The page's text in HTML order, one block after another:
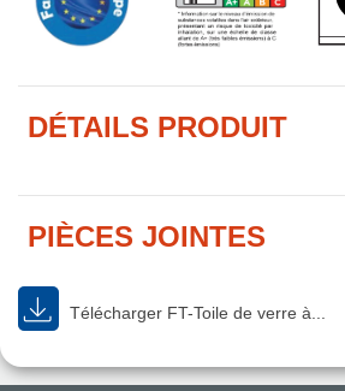
DÉTAILS PRODUIT
PIÈCES JOINTES
Télécharger FT-Toile de verre à...